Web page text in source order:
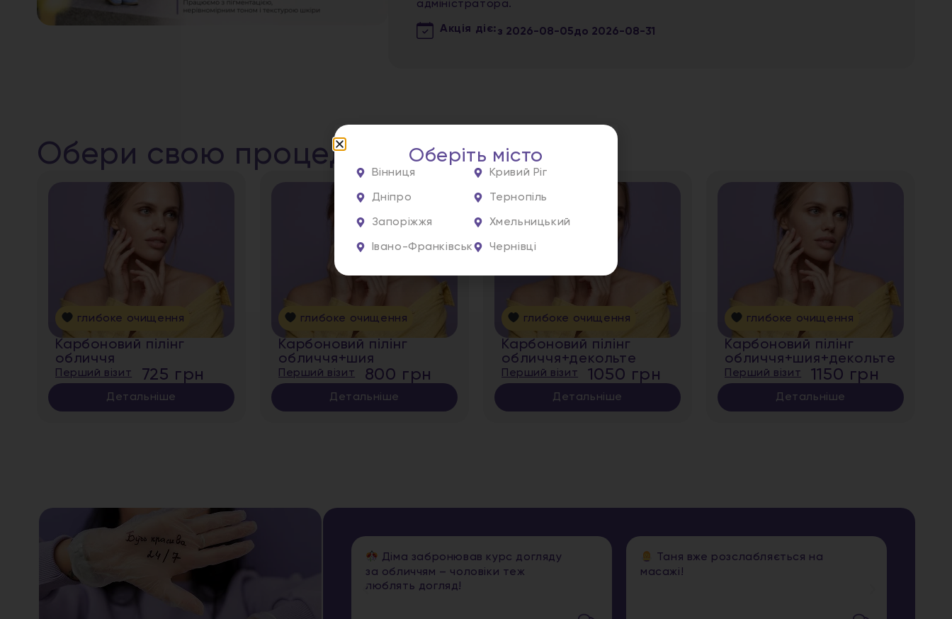
адміністратора.
Акція діє:з 2026-08-05до 2026-08-31
Обери свою процедуру!
глибоке очищення
Карбоновий пілінг
обличчя
Перший візит 725 грн
Детальніше
глибоке очищення
Карбоновий пілінг
обличчя+шия
Перший візит 800 грн
Детальніше
глибоке очищення
Карбоновий пілінг
обличчя+декольте
Перший візит 1050 грн
Детальніше
глибоке очищення
Карбоновий пілінг
обличчя+шия+декольте
Перший візит 1150 грн
Детальніше
Софія розповіла подрузі про
знижку – і вони записалися разом!
Діма забронював курс догляду
за обличчям – чоловіки теж
люблять догляд!
Таня вже розслабляється на
масажі!
Оберіть місто
Вінниця
Дніпро
Запоріжжя
Івано-Франківськ
Кривий Ріг
Тернопіль
Хмельницький
Чернівці